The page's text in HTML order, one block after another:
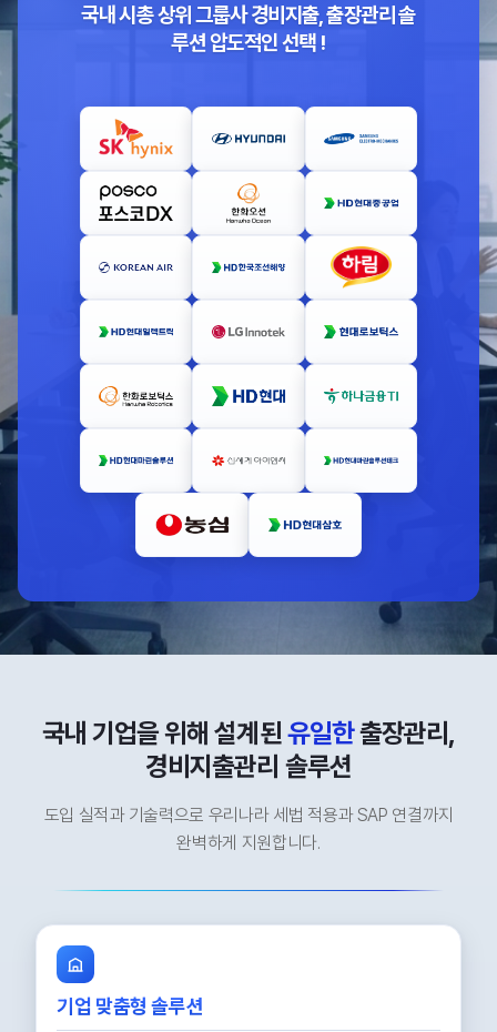
국내 시총 상위 그룹사 경비지출, 출장관리 솔
루션 압도적인 선택 !
국내 기업을 위해 설계된유일한출장관리,
경비지출관리 솔루션
도입 실적과 기술력으로 우리나라 세법 적용과 SAP 연결까지
완벽하게 지원합니다.
기업 맞춤형 솔루션